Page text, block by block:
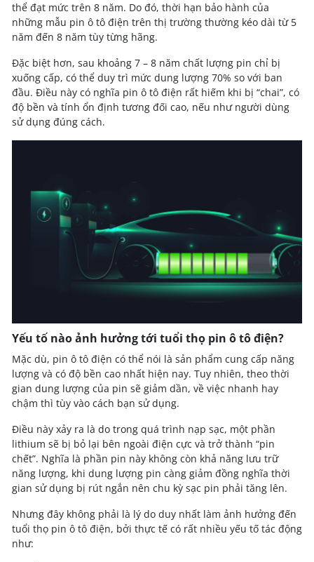
thể đạt mức trên 8 năm. Do đó, thời hạn bảo hành của
những mẫu pin ô tô điện trên thị trường thường kéo dài từ 5
năm đến 8 năm tùy từng hãng.
Đặc biệt hơn, sau khoảng 7 – 8 năm chất lượng pin chỉ bị
xuống cấp, có thể duy trì mức dung lượng 70% so với ban
đầu. Điều này có nghĩa pin ô tô điện rất hiếm khi bị “chai”, có
độ bền và tính ổn định tương đối cao, nếu như người dùng
sử dụng đúng cách.
Yếu tố nào ảnh hưởng tới tuổi thọ pin ô tô điện?
Mặc dù, pin ô tô điện có thể nói là sản phẩm cung cấp năng
lượng và có độ bền cao nhất hiện nay. Tuy nhiên, theo thời
gian dung lượng của pin sẽ giảm dần, về việc nhanh hay
chậm thì tùy vào cách bạn sử dụng.
Điều này xảy ra là do trong quá trình nạp sạc, một phần
lithium sẽ bị bỏ lại bên ngoài điện cực và trở thành “pin
chết”. Nghĩa là phần pin này không còn khả năng lưu trữ
năng lượng, khi dung lượng pin càng giảm đồng nghĩa thời
gian sử dụng bị rút ngắn nên chu kỳ sạc pin phải tăng lên.
Nhưng đây không phải là lý do duy nhất làm ảnh hưởng đến
tuổi thọ pin ô tô điện, bởi thực tế có rất nhiều yếu tố tác động
như: